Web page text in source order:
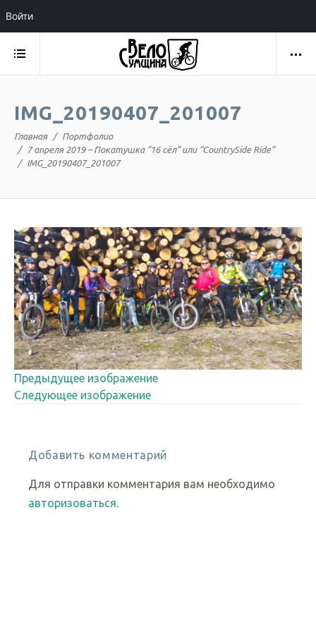
IMG_20190407_201007
Главная
Портфолио
7 апреля 2019 – Покатушка “16 сёл” или “CountrySide Ride”
IMG_20190407_201007
Предыдущее изображение
Следующее изображение
Добавить комментарий
Для отправки комментария вам необходимо
авторизоваться.
Войти